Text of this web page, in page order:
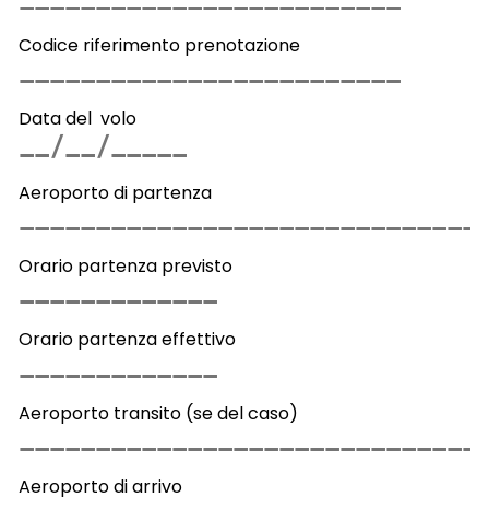
Codice riferimento prenotazione
Data del volo
Aeroporto di partenza
Orario partenza previsto
Orario partenza effettivo
Aeroporto transito (se del caso)
Aeroporto di arrivo